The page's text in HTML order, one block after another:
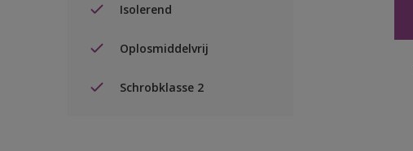
Isolerend
Oplosmiddelvrij
Schrobklasse 2